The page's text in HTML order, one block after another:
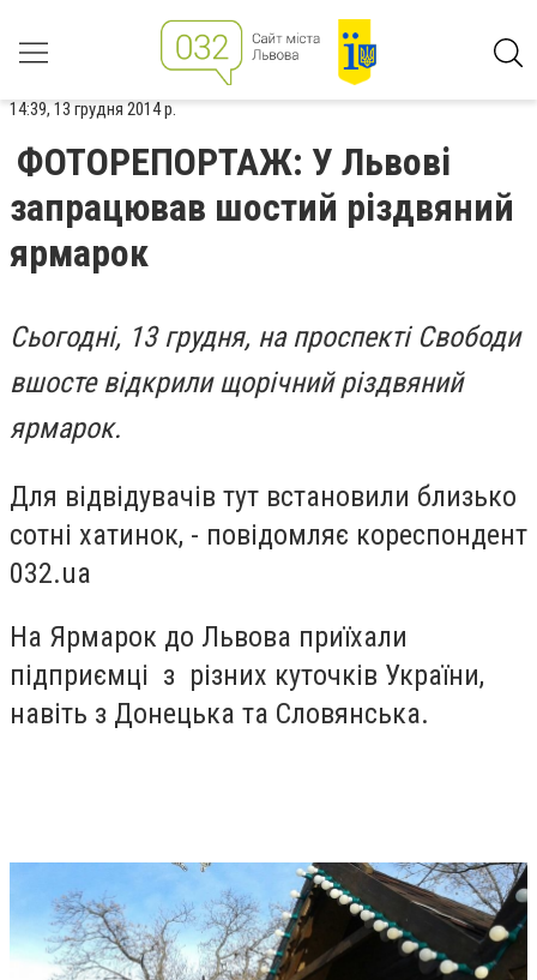
14:39, 13 грудня 2014 р.
ФОТОРЕПОРТАЖ: У Львові
запрацював шостий різдвяний
ярмарок
Сьогодні, 13 грудня, на проспекті Свободи
вшосте відкрили щорічний різдвяний
ярмарок.
Для відвідувачів тут встановили близько
сотні хатинок, - повідомляє кореспондент
032.ua
На Ярмарок до Львова приїхали
підприємці з різних куточків України,
навіть з Донецька та Словянська.